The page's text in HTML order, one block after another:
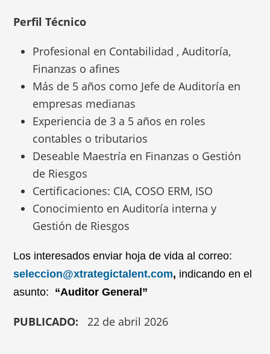
Perfil Técnico
Profesional en Contabilidad , Auditoría,
Finanzas o afines
Más de 5 años como Jefe de Auditoría en
empresas medianas
Experiencia de 3 a 5 años en roles
contables o tributarios
Deseable Maestría en Finanzas o Gestión
de Riesgos
Certificaciones: CIA, COSO ERM, ISO
Conocimiento en Auditoría interna y
Gestión de Riesgos
Los interesados enviar hoja de vida al correo:
seleccion@xtrategictalent.com, indicando en el
asunto: “Auditor General”
PUBLICADO: 22 de abril 2026